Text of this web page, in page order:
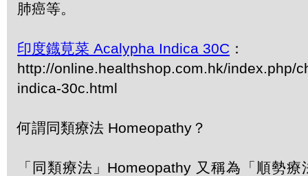
肺癌等。
印度鐡莧菜 Acalypha Indica 30C ：
http://online.healthshop.com.hk/index.php/
indica-30c.html
何謂同類療法 Homeopathy？
「同類療法」Homeopathy 又稱為「順勢